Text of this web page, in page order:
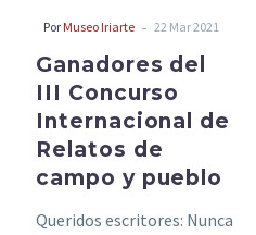
pueblo
Por Museo Iriarte - 22 Mar 2021
Ganadores del
III Concurso
Internacional de
Relatos de
campo y pueblo
Queridos escritores: Nunca